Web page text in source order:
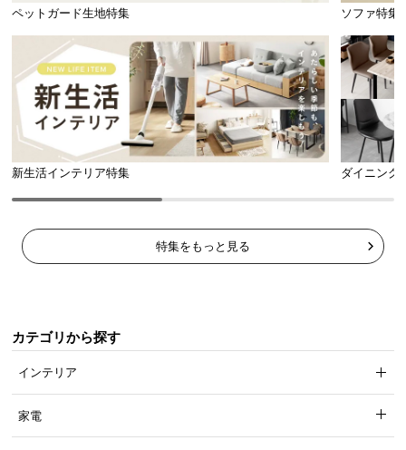
約23.4万本/㎡
葉もボリュームも少ない
約92万本/㎡
密度が高くてふかふか
3.9
よい厚みを生み出します。
ペットガード生地特集 ソファ特集
新生活インテリア特集 ダイニング
特集をもっと見る
カテゴリから探す
インテリア
家電